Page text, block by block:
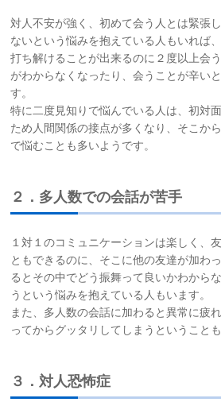
対人不安が強く、初めて会う人とは緊張
ないという悩みを抱えている人もいれば
打ち解けることが出来るのに２度以上会
がわからなくなったり、会うことが辛い
す。
特に二度見知りで悩んでいる人は、初対
ため人間関係の接点が多くなり、そこか
で悩むことも多いようです。
２．多人数での会話が苦手
１対１のコミュニケーションは楽しく、
ともできるのに、そこに他の友達が加わ
るとその中でどう振舞って良いかわから
うという悩みを抱えている人もいます。
また、多人数の会話に加わると異常に疲
ってからグッタリしてしまうということ
３．対人恐怖症